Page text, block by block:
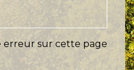
erreur sur cette page